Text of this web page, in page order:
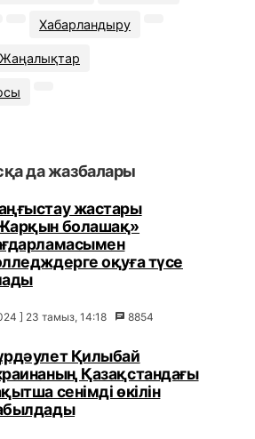
Хабарландыру
Жаңалықтар
да жазбалары
жастары
болашақ»
оқуға түсе
] 23 тамыз, 14:18 8854
Қилыбай
Қазақстандағы
сенімді өкілін